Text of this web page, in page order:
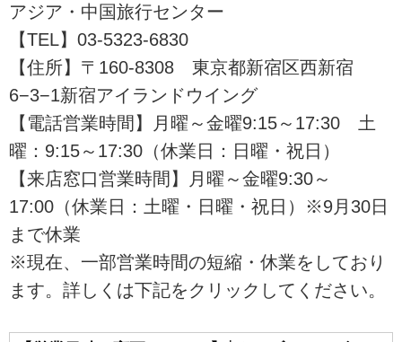
はのフルーツの紹介もいたしま
す。
ているほか、日本では引退した旧
型客車を利用した普通列車（普快
車）も運行されています。このブ
ログでは台湾鉄道と2020年7月に
オープンしたばかりの鉄道関連の
新スポットをご紹介します。2022
年は鉄道観光旅行年と定められ、
これに合わせた観光列車もデビュ
ーする予定です。コロナ後に向
け、台湾鉄道旅もぜひご検討くだ
アジア・中国旅行センター
【TEL】03-5323-6830
【住所】〒160-8308 東京都新宿区西新宿
6−3−1新宿アイランドウイング
【電話営業時間】月曜～金曜9:15～17:30 土
曜：9:15～17:30（休業日：日曜・祝日）
【来店窓口営業時間】月曜～金曜9:30～
17:00（休業日：土曜・日曜・祝日）※9月30日
まで休業
※現在、一部営業時間の短縮・休業をしており
ます。詳しくは下記をクリックしてください。